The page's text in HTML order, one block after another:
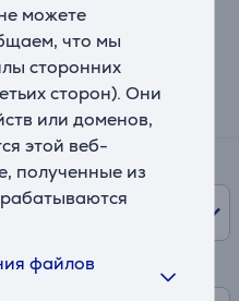
можете
что мы
сторонних
сторон). Они
или доменов,
этой веб-
полученные из
файлов
и аренды
платежа